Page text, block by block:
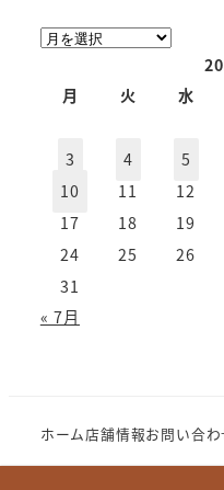
ア
月
火 水
3
4 5
10
11 12
17
18 19
24
25 26
31
« 7月
ホーム店舗情報お問い合わ